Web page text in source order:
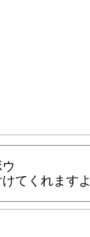
てくれますよ